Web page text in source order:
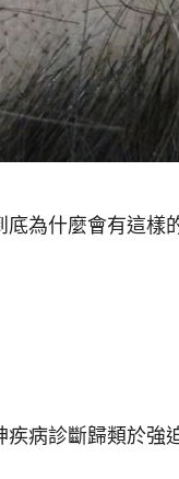
為什麼會有這樣
病診斷歸類於強